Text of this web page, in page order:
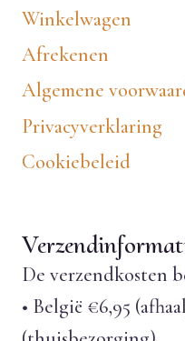
Winkelwagen
Afrekenen
Algemene
Privacyverklaring
Cookiebeleid
De verzendkosten
• België €6,95